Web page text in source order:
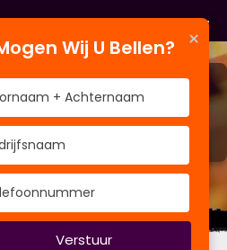
meer geleerd
dan door te spreken.
×
Wij U Bellen?
Verstuur